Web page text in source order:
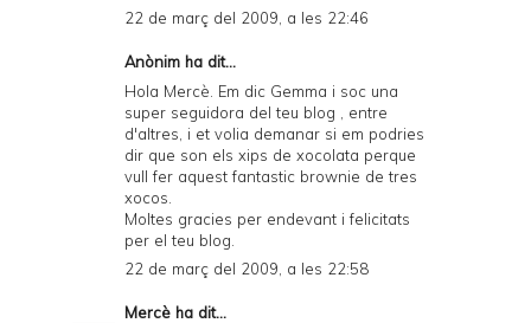
22 de març del 2009, a les 22:46
Anònim ha dit...
Hola Mercè. Em dic Gemma i soc una
super seguidora del teu blog , entre
d'altres, i et volia demanar si em podries
dir que son els xips de xocolata perque
vull fer aquest fantastic brownie de tres
xocos.
Moltes gracies per endevant i felicitats
per el teu blog.
22 de març del 2009, a les 22:58
Mercè ha dit...